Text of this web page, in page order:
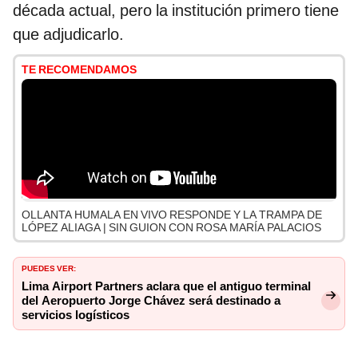
década actual, pero la institución primero tiene
que adjudicarlo.
TE RECOMENDAMOS
OLLANTA HUMALA EN VIVO RESPONDE Y LA TRAMPA DE
LÓPEZ ALIAGA | SIN GUION CON ROSA MARÍA PALACIOS
PUEDES VER:
Lima Airport Partners aclara que el antiguo terminal
del Aeropuerto Jorge Chávez será destinado a
servicios logísticos